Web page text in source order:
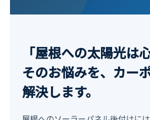
「屋根への太陽光は
そのお悩みを、カー
解決します。